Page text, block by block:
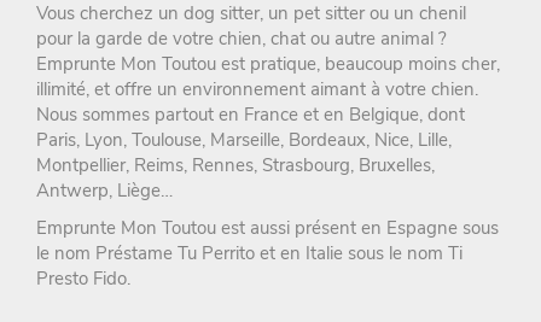
Vous cherchez un dog sitter, un pet sitter ou un chenil
pour la garde de votre chien, chat ou autre animal ?
Emprunte Mon Toutou est pratique, beaucoup moins cher,
illimité, et offre un environnement aimant à votre chien.
Nous sommes partout en France et en Belgique, dont
Paris, Lyon, Toulouse, Marseille, Bordeaux, Nice, Lille,
Montpellier, Reims, Rennes, Strasbourg, Bruxelles,
Antwerp, Liège…
Emprunte Mon Toutou est aussi présent en Espagne sous
le nom Préstame Tu Perrito et en Italie sous le nom Ti
Presto Fido.